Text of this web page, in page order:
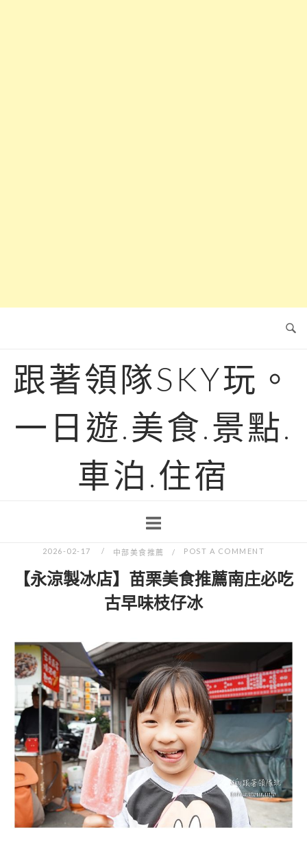
跟著領隊SKY玩。
一日遊.美食.景點.
車泊.住宿
2026-02-17 中部美食推薦 POST A COMMENT
【永涼製冰店】苗栗美食推薦南庄必吃
古早味枝仔冰